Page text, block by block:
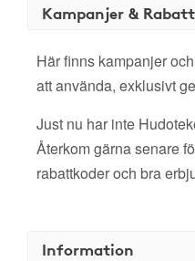
Kampanjer &
Här finns kampanjer
att använda, exklusivt
Just nu har inte
Återkom gärna senare
rabattkoder och bra
Information